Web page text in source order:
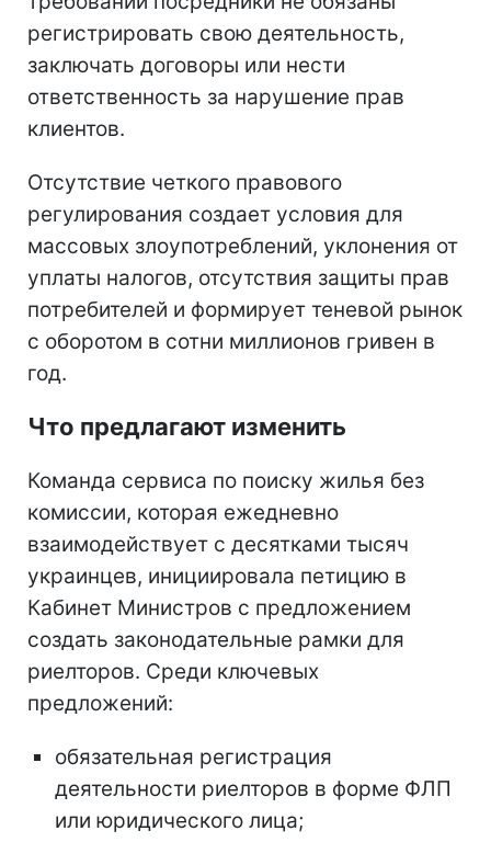
регистрировать свою деятельность,
заключать договоры или нести
ответственность за нарушение прав
клиентов.
Отсутствие четкого правового
регулирования создает условия для
массовых злоупотреблений, уклонения от
уплаты налогов, отсутствия защиты прав
потребителей и формирует теневой рынок
с оборотом в сотни миллионов гривен в
год.
Что предлагают изменить
Команда сервиса по поиску жилья без
комиссии, которая ежедневно
взаимодействует с десятками тысяч
украинцев, инициировала петицию в
Кабинет Министров с предложением
создать законодательные рамки для
риелторов. Среди ключевых
предложений:
обязательная регистрация
деятельности риелторов в форме ФЛП
или юридического лица;